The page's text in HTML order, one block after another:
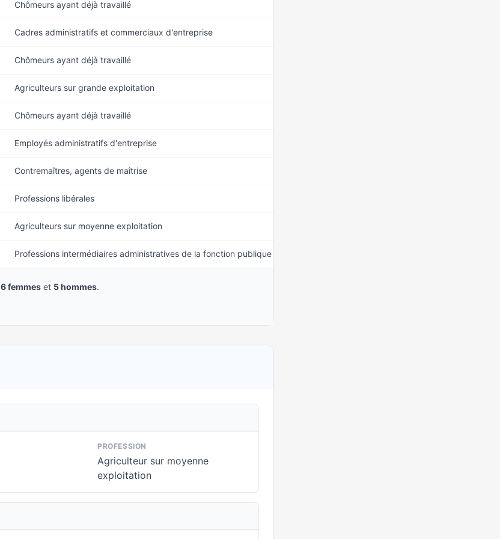
Chômeurs ayant déjà travaillé
Cadres administratifs et commerciaux d'entreprise
Chômeurs ayant déjà travaillé
Agriculteurs sur grande exploitation
Chômeurs ayant déjà travaillé
Employés administratifs d'entreprise
Contremaîtres, agents de maîtrise
Professions libérales
Agriculteurs sur moyenne exploitation
Professions intermédiaires administratives de la fonction publique
6 femmes et 5 hommes.
PROFESSION
Agriculteur sur moyenne
exploitation